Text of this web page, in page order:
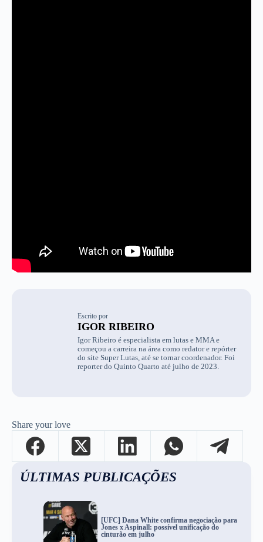
Escrito por
IGOR RIBEIRO
Igor Ribeiro é especialista em lutas e MMA e
começou a carreira na área como redator e repórter
do site Super Lutas, até se tornar coordenador. Foi
reporter do Quinto Quarto até julho de 2023.
Share your love
ÚLTIMAS PUBLICAÇÕES
[UFC] Dana White confirma negociação para
Jones x Aspinall: possível unificação do
cinturão em julho